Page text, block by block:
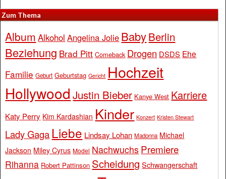
Zum Thema
Album Alkohol Angelina Jolie BabyBerlin
Beziehung Brad Pitt Comeback Drogen DSDS Ehe
Familie Geburt Geburtstag Gericht Hochzeit
Hollywood Justin Bieber Kanye West Karriere
Katy Perry Kim Kardashian Kinder Konzert Kristen Stewart
Lady Gaga Liebe Lindsay Lohan Madonna Michael
Jackson Miley Cyrus Model Nachwuchs Premiere
Rihanna Robert Pattinson Scheidung Schwangerschaft